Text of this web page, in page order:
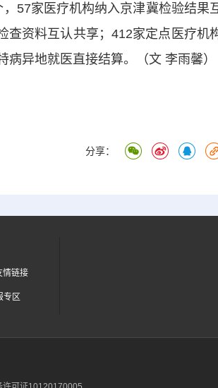
57家医疗机构纳入京津冀检验结果
查资料互认共享；412家定点医疗机
异地就医直接结算。（文 李雨馨）
分享：
情链接
专区